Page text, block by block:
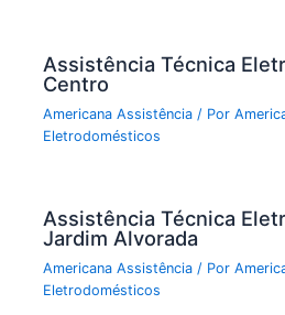
Assistência Técnica
Centro
Americana Assistência / Por
Eletrodomésticos
Assistência Técnica
Jardim Alvorada
Americana Assistência / Por
Eletrodomésticos